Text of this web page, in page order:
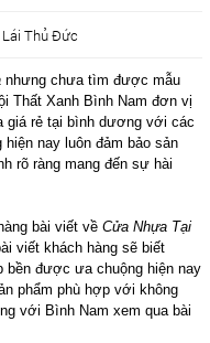
Lái Thủ Đức
nhưng chưa tìm được mẫu
Thất Xanh Bình Nam đơn vị
giá rẻ tại bình dương với các
nay luôn đảm bảo sản
rõ ràng mang đến sự hài
bài viết vềCửa Nhựa Tại
viết khách hàng sẽ biết
được ưa chuộng hiện nay
phẩm phù hợp với không
với Bình Nam xem qua bài